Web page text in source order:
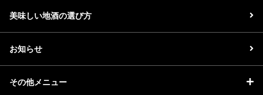
美味しい地酒の選び方
お知らせ
その他メニュー